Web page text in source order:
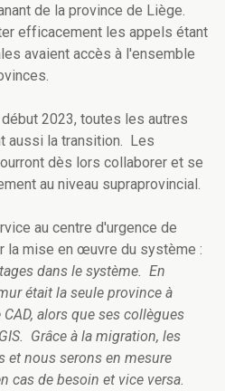
de la province de Liège.
efficacement les appels étant
avaient accès à l'ensemble
2023, toutes les autres
aussi la transition. Les
dès lors collaborer et se
au niveau supraprovincial.
au centre d'urgence de
la mise en œuvre du système :
dans le système. En
était la seule province à
alors que ses collègues
Grâce à la migration, les
et nous serons en mesure
cas de besoin et vice versa.